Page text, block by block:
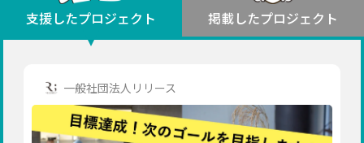
社会貢献
地域からさがす 北海道・東北
北海道
宮城
茨城 栃木 群馬
千葉
東京
神奈川
新潟 富山 石川
長野
岐阜 静岡 愛知
近畿
支援したプロジェクト 掲載したプロジェクト
一般社団法人リリース